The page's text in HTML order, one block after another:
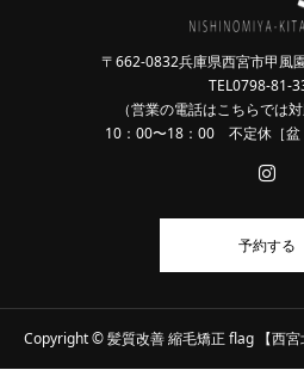
〒662-0832兵庫県西宮市甲風
TEL0798-81-
（営業の電話はこちらでは
10：00〜18：00 不定休［盆
予約する
Copyright © 髪質改善 縮毛矯正 flag 【西